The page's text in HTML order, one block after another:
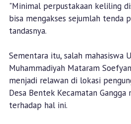
"Minimal perpustakaan keliling
bisa mengakses sejumlah tenda
tandasnya.
Sementara itu, salah mahasiswa
Muhammadiyah Mataram
menjadi relawan di lokasi
Desa Bentek Kecamatan
terhadap hal ini.